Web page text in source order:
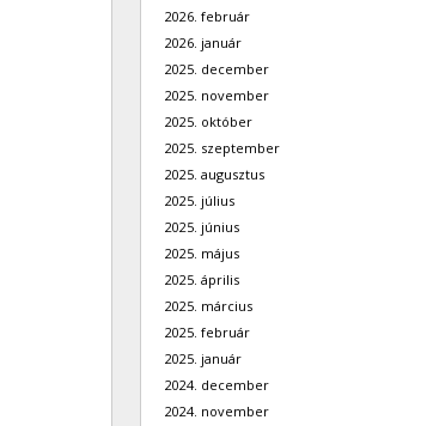
2026. február
2026. január
2025. december
2025. november
2025. október
2025. szeptember
2025. augusztus
2025. július
2025. június
2025. május
2025. április
2025. március
2025. február
2025. január
2024. december
2024. november